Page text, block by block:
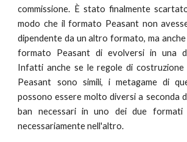
commissione. È stato finalmente
modo che il formato Peasant non
dipendente da un altro formato, ma
formato Peasant di evolversi in una
Infatti anche se le regole di costruzione
Peasant sono simili, i metagame di
possono essere molto diversi a seconda
ban necessari in uno dei due formati
necessariamente nell'altro.